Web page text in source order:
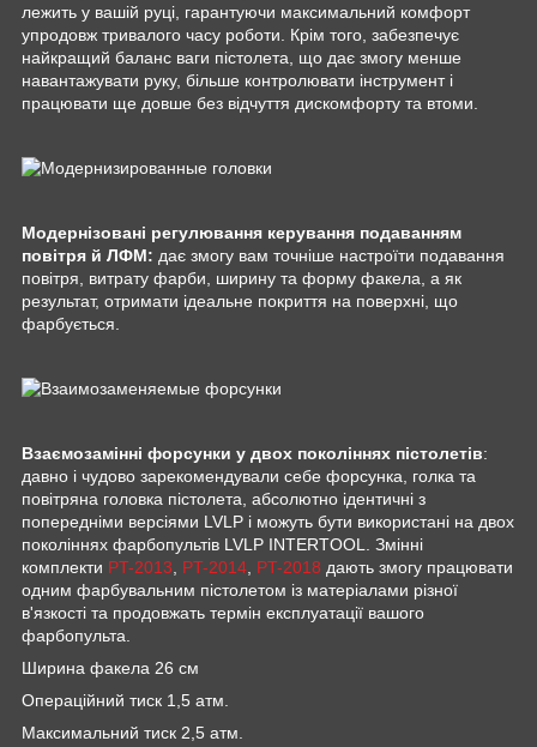
лежить у вашій руці, гарантуючи максимальний комфорт
упродовж тривалого часу роботи. Крім того, забезпечує
найкращий баланс ваги пістолета, що дає змогу менше
навантажувати руку, більше контролювати інструмент і
працювати ще довше без відчуття дискомфорту та втоми.
Модернізовані регулювання керування подаванням
повітря й ЛФМ: дає змогу вам точніше настроїти подавання
повітря, витрату фарби, ширину та форму факела, а як
результат, отримати ідеальне покриття на поверхні, що
фарбується.
Взаємозамінні форсунки у двох поколіннях пістолетів:
давно і чудово зарекомендували себе форсунка, голка та
повітряна головка пістолета, абсолютно ідентичні з
попередніми версіями LVLP і можуть бути використані на двох
поколіннях фарбопультів LVLP INTERTOOL. Змінні
комплекти PT-2013 PT-2014 PT-2018 дають змогу працювати
одним фарбувальним пістолетом із матеріалами різної
в'язкості та продовжать термін експлуатації вашого
фарбопульта.
Ширина факела 26 см
Операційний тиск 1,5 атм.
Максимальний тиск 2,5 атм.